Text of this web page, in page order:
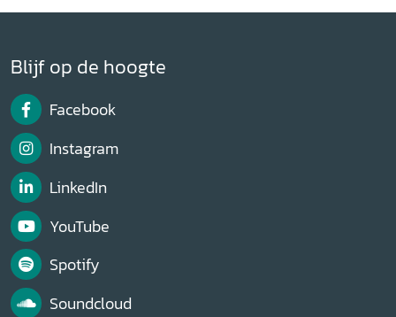
Blijf op de hoogte
Facebook
Instagram
LinkedIn
YouTube
Spotify
Soundcloud